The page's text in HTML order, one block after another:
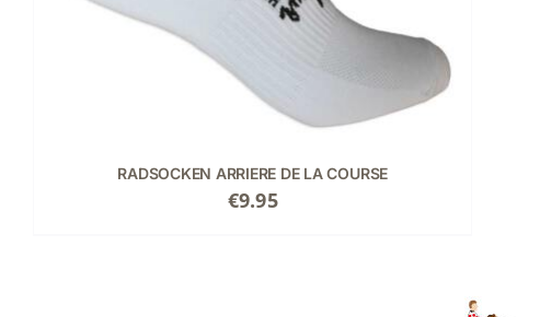
RADSOCKEN ARRIERE DE LA COURSE
€9.95